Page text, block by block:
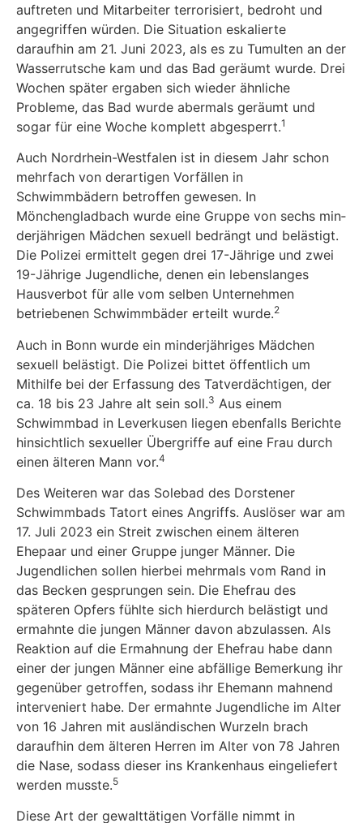
auftreten und Mitarbeiter terrorisiert, bedroht und
angegriffen würden. Die Situation eskalierte
daraufhin am 21. Juni 2023, als es zu Tumulten an der
Wasserrutsche kam und das Bad geräumt wurde. Drei
Wochen später ergaben sich wieder ähnliche
Probleme, das Bad wurde abermals ge­räumt und
sogar für eine Woche komplett abgesperrt.1
Auch Nordrhein-Westfalen ist in diesem Jahr schon
mehrfach von derartigen Vorfällen in
Schwimmbädern betroffen gewesen. In
Mönchengladbach wurde eine Gruppe von sechs min­
derjährigen Mädchen sexuell bedrängt und belästigt.
Die Polizei ermittelt gegen drei 17-Jäh­rige und zwei
19-Jährige Jugendliche, denen ein lebenslanges
Hausverbot für alle vom selben Unternehmen
betriebenen Schwimmbäder erteilt wurde.2
Auch in Bonn wurde ein minderjähriges Mädchen
sexuell belästigt. Die Polizei bittet öffentlich um
Mithilfe bei der Erfassung des Tatverdächtigen, der
ca. 18 bis 23 Jahre alt sein soll.3 Aus einem
Schwimmbad in Leverkusen liegen ebenfalls Berichte
hinsichtlich sexueller Übergriffe auf eine Frau durch
einen älteren Mann vor.4
Des Weiteren war das Solebad des Dorstener
Schwimmbads Tatort eines Angriffs. Auslöser war am
17. Juli 2023 ein Streit zwischen einem älteren
Ehepaar und einer Gruppe junger Männer. Die
Jugendlichen sollen hierbei mehrmals vom Rand in
das Becken gesprungen sein. Die Ehefrau des
späteren Opfers fühlte sich hierdurch belästigt und
ermahnte die jungen Männer davon abzulassen. Als
Reaktion auf die Ermahnung der Ehefrau habe dann
einer der jungen Männer eine abfällige Bemerkung ihr
gegenüber getroffen, sodass ihr Ehemann mah­nend
interveniert habe. Der ermahnte Jugendliche im Alter
von 16 Jahren mit ausländischen Wurzeln brach
daraufhin dem älteren Herren im Alter von 78 Jahren
die Nase, sodass dieser ins Krankenhaus eingeliefert
werden musste.5
Diese Art der gewalttätigen Vorfälle nimmt in